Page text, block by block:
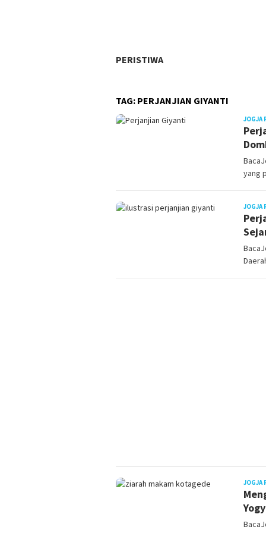
PERISTIWA
TAG: PERJANJIAN GIYANTI
JOGJA
yang
JOGJA
JOGJA